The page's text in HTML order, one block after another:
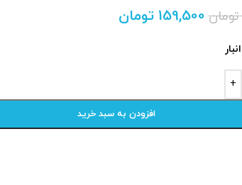
تومان 159,500 تومان
افزودن به سبد خرید